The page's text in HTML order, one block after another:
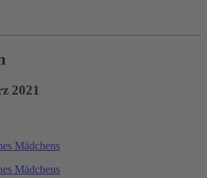
2021